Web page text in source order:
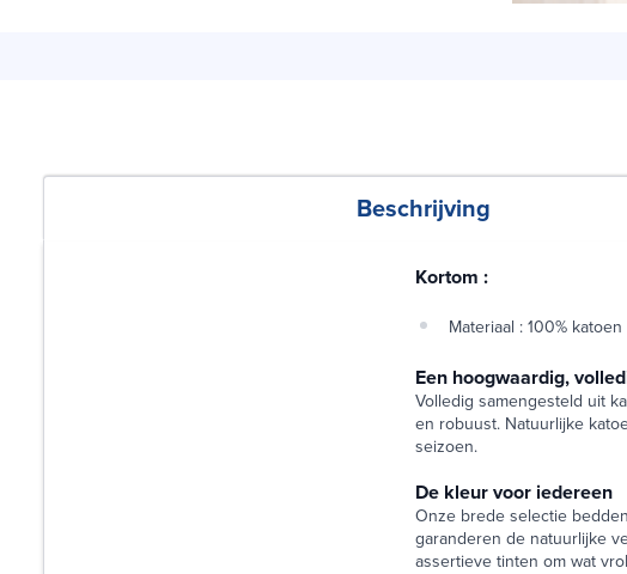
Beschrijving
Kortom :
Materiaal : 100% katoen
Een hoogwaardig,
Volledig samengesteld uit
en robuust. Natuurlijke
seizoen.
De kleur voor iedereen
Onze brede selectie
garanderen de natuurlijke
assertieve tinten om wat